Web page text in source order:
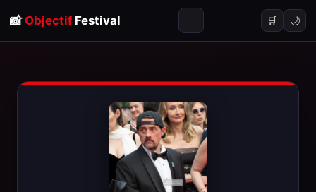
📸 ObjectifFestival 🛒 🌙